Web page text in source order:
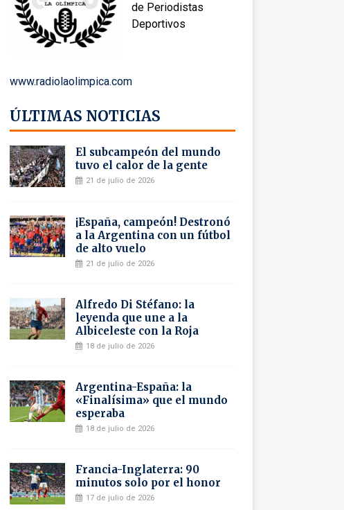
de Periodistas
Deportivos
www.radiolaolimpica.com
ÚLTIMAS NOTICIAS
El subcampeón del mundo
tuvo el calor de la gente
21 de julio de 2026
¡España, campeón! Destronó
a la Argentina con un fútbol
de alto vuelo
21 de julio de 2026
Alfredo Di Stéfano: la
leyenda que une a la
Albiceleste con la Roja
18 de julio de 2026
Argentina-España: la
«Finalísima» que el mundo
esperaba
18 de julio de 2026
Francia-Inglaterra: 90
minutos solo por el honor
17 de julio de 2026